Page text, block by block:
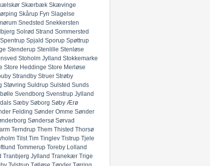
Skærbæk Skævinge
Skårup Fyn Slagelse
Snedsted Snekkersten
Solrød Strand Sommersted
Spentrup Spjald Sporup Spøttrup
Stenderup Stenlille Stenløse
Stoholm Jylland Stokkemarke
Store Heddinge Store Merløse
Strandby Struer Strøby
Støvring Suldrup Sulsted Sunds
Svendborg Svenstrup Jylland
Sæby Søborg Søby Ærø
Felding Sønder Omme Sønder
Søndersø Sørvad
Terndrup Them Thisted Thorsø
Tilst Tim Tinglev Tistrup Tjele
Tommerup Toreby Lolland
Tranbjerg Jylland Tranekær Trige